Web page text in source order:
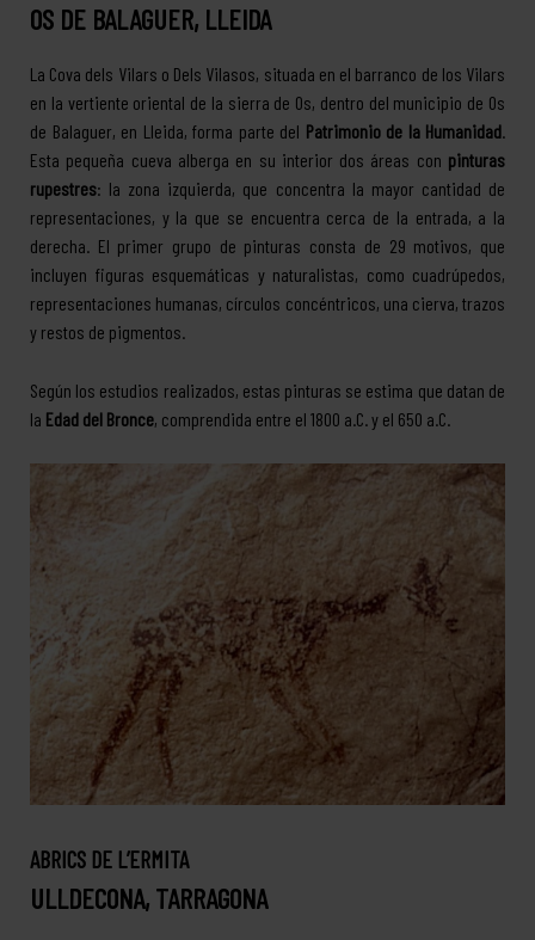
OS DE BALAGUER, LLEIDA
La Cova dels Vilars o Dels Vilasos, situada en el barranco de los Vilars
en la vertiente oriental de la sierra de Os, dentro del municipio de Os
de Balaguer, en Lleida, forma parte del Patrimonio de la Humanidad.
Esta pequeña cueva alberga en su interior dos áreas con pinturas
rupestres: la zona izquierda, que concentra la mayor cantidad de
representaciones, y la que se encuentra cerca de la entrada, a la
derecha. El primer grupo de pinturas consta de 29 motivos, que
incluyen figuras esquemáticas y naturalistas, como cuadrúpedos,
representaciones humanas, círculos concéntricos, una cierva, trazos
y restos de pigmentos.
Según los estudios realizados, estas pinturas se estima que datan de
la Edad del Bronce, comprendida entre el 1800 a.C. y el 650 a.C.
ABRICS DE L’ERMITA
ULLDECONA, TARRAGONA